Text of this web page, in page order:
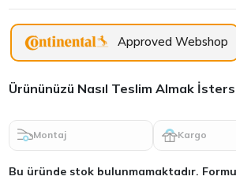
Approved Webshop
Ürününüzü Nasıl Teslim Almak
Montaj Kargo
Bu üründe stok bulunmamaktadır.